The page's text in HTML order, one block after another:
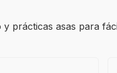
prácticas asas para